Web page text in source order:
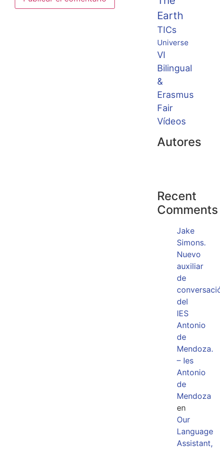
Earth
TICs
Universe
VI
Bilingual
&
Erasmus
Fair
Vídeos
Autores
Recent
Comments
Jake
Simons.
Nuevo
auxiliar
de
del
IES
Antonio
de
Mendoza.
– Ies
Antonio
de
Mendoza
en
Our
Language
Assistant,